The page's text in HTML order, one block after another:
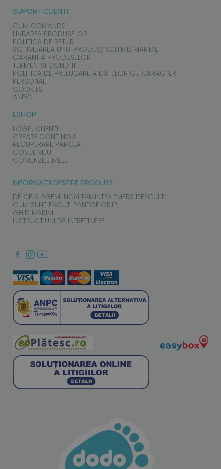
SUPORT CLIENTI
CUM COMAND?
LIVRAREA PRODUSELOR
POLITICA DE RETUR
SCHIMBAREA UNUI PRODUS/ SCHIMB MARIME
GARANTIA PRODUSELOR
TERMENI SI CONDITII
POLITICA DE PRELUCARE A DATELOR CU CARACTER
PERSONAL
COOKIES
ANPC
ESHOP
LOGIN CLIENTI
CREARE CONT NOU
RECUPERARE PAROLA
COSUL MEU
COMENZILE MELE
INFORMATII DESPRE PRODUSE
DE CE ALEGEM INCALTAMINTEA “MERS DESCULT”
CUM SUNT FACUTI PANTOFIORII?
GHID MARIMI
INSTRUCTIUNI DE INTRETINERE